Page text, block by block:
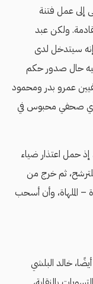
إلى عمل فتنة
ولكن عبد
سيتدخل لدى
حال صدور حكم
عمرو بدر ومحمود
أي صحفي محبوس في
حمل اعتذار ضياء
ثم خرج من
– الملهاة، وأن أسحب
خالد البلشي